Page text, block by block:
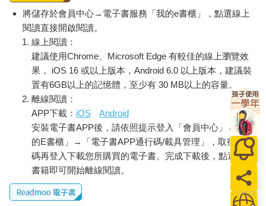
將儲存於會員中心→電子書服務「我的e書櫃」，點選線上
閱讀直接開啟閱讀。
線上閱讀：
建議使用Chrome、Microsoft Edge 有較佳的線上瀏覽效
果， iOS 16 或以上版本，Android 6.0 以上版本，建議裝
置有6GB以上的記憶體，至少有 30 MB以上的容量。
離線閱讀：
APP下載： iOS
Android
安裝電子書APP後，請依照提示登入「會員中心」→「我
的E書櫃」→「電子書APP通行碼/載具管理」，取得通行
碼再登入下載您所購買的電子書。完成下載後，點選任一
書籍即可開始離線閱讀。